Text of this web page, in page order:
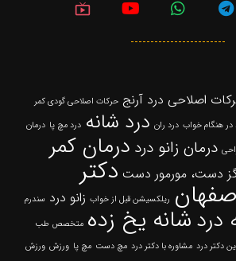
live_tv
اصلاحی درد آرنج حرکات اصلاحی گودی کمر
در هنگام خواب درد ران درد شانه درد مچ پا درمان
درمان زانو درد درمان کمر
دست، مورمور دست دکتر
ریلکسیشن قبل از خواب زانو درد سندرم
دردشانه یخ زده متخصص طب
دکتر درد مشاوره با دکتر درد مچ دست مچ پا ورزش ورزش